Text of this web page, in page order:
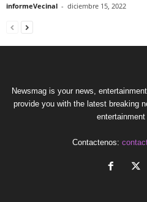
informeVecinal - diciembre 15, 2022
Newsmag is your news,
provide you with the latest breaking
entertainment
Contactenos: